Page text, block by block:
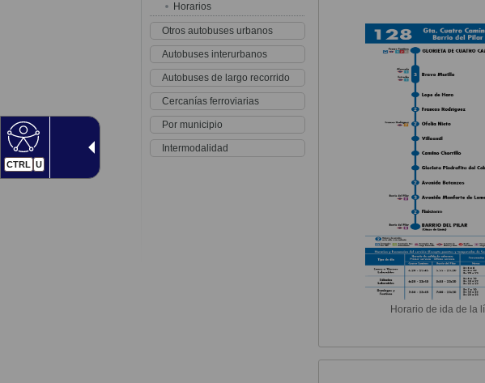
CTRL U
Horarios
Otros autobuses urbanos
Autobuses interurbanos
Autobuses de largo recorrido
Cercanías ferroviarias
Por municipio
Intermodalidad
Horario de ida de la